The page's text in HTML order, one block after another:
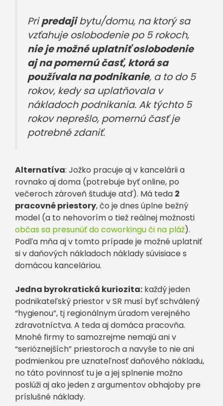
Pripredajibytu/domu, na ktorý sa
vzťahuje oslobodenie po 5 rokoch,
nie je možné uplatniť oslobodenie
aj na pomernú časť, ktorá sa
používala na podnikanie, a to do 5
rokov, kedy sa uplatňovala v
nákladoch podnikania. Ak týchto 5
rokov neprešlo, pomernú časť je
potrebné zdaniť.
Alternatíva: Jožko pracuje aj v kancelárii a
rovnako aj doma (potrebuje byť online, po
večeroch zároveň študuje atď). Má teda 2
pracovné priestory, čo je dnes úplne bežný
model (a to nehovorím o tiež reálnej možnosti
občas sa presunúť do coworkingu či na pláž).
Podľa mňa aj v tomto prípade je možné uplatniť
si v daňových nákladoch náklady súvisiace s
domácou kanceláriou.
Jedna byrokratická kuriozita: každý jeden
podnikateľský priestor v SR musí byť schválený
“hygienou”, tj regionálnym úradom verejného
zdravotníctva. A teda aj domáca pracovňa.
Mnohé firmy to samozrejme nemajú ani v
“serióznejších” priestoroch a navyše to nie ani
podmienkou pre uznateľnosť daňového nákladu,
no táto povinnosť tu je a jej splnenie možno
poslúži aj ako jeden z argumentov obhajoby pre
príslušné náklady.